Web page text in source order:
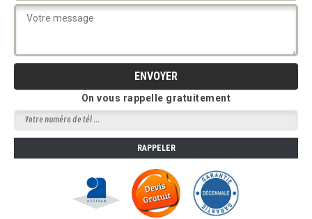
On vous rappelle gratuitement